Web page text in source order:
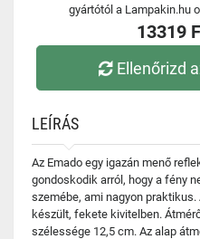
gyártótól a Lampakin.hu
13319
Ellenőrizd
LEÍRÁS
Az Emado egy igazán menő
gondoskodik arról, hogy a fény
szemébe, ami nagyon
készült, fekete kivitelben.
szélessége 12,5 cm. Az alap